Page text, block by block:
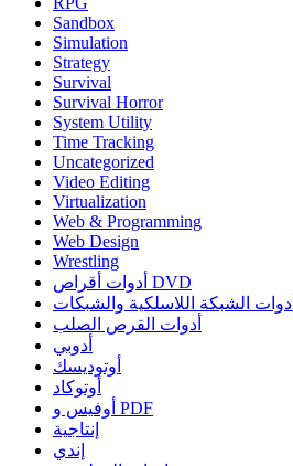
Sandbox
Simulation
Strategy
Survival
Survival Horror
System Utility
Time Tracking
Uncategorized
Video Editing
Virtualization
Web & Programming
Web Design
Wrestling
أدوات أقراص DVD
أدوات الشبكة اللاسلكية والشبكات
أدوات القرص الصلب
أدوبي
أوتوديسك
أوتوكاد
أوفيس و PDF
إنتاجية
إندي